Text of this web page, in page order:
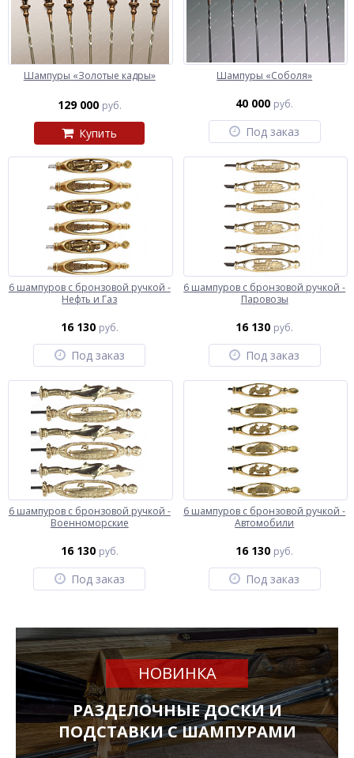
Шампуры «Золотые кадры»
129 000 руб.
Купить
Шампуры «Соболя»
40 000 руб.
Под заказ
6 шампуров с бронзовой ручкой -
Нефть и Газ
16 130 руб.
Под заказ
6 шампуров с бронзовой ручкой -
Паровозы
16 130 руб.
Под заказ
6 шампуров с бронзовой ручкой -
Военноморские
16 130 руб.
Под заказ
6 шампуров с бронзовой ручкой -
Автомобили
16 130 руб.
Под заказ
НОВИНКА
РАЗДЕЛОЧНЫЕ ДОСКИ И
ПОДСТАВКИ С ШАМПУРАМИ